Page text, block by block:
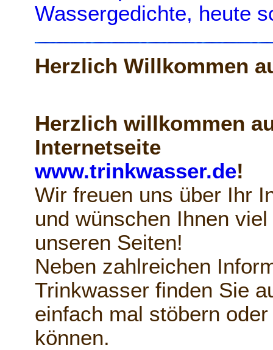
Wassergedichte, heute
Herzlich Willkommen
Herzlich willkommen
Internetseite
www.trinkwasser.de!
Wir freuen uns über Ihr
und wünschen Ihnen
unseren Seiten!
Neben zahlreichen
Trinkwasser finden Sie
einfach mal stöbern
können.